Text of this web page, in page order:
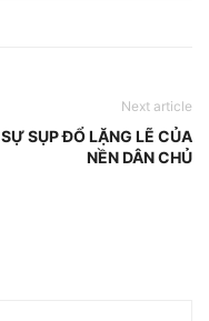
Next article
SỰ SỤP ĐỔ LẶNG LẼ CỦA
NỀN DÂN CHỦ